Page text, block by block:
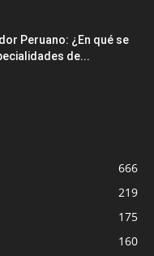
Peruano: ¿En qué se
de...
666
219
175
160